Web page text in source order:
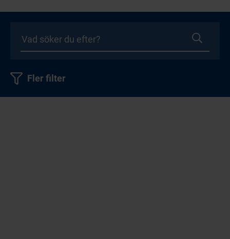
Fler filter